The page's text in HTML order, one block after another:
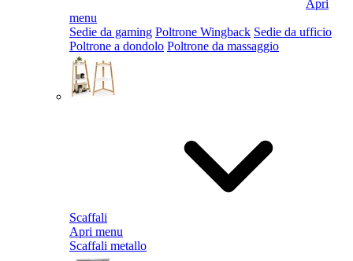
Apri
menu
Sedie da gaming Poltrone Wingback Sedie da ufficio
Poltrone a dondolo Poltrone da massaggio
Scaffali
Apri menu
Scaffali metallo